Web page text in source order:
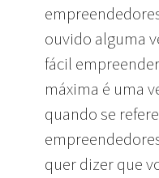
ouvido alguma
fácil
máxima é uma
quando se
quer dizer que